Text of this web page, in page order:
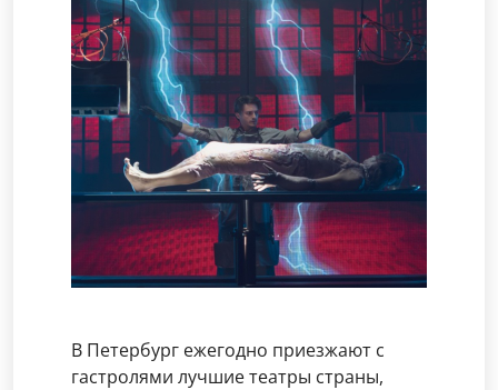
В Петербург ежегодно приезжают с
гастролями лучшие театры страны,